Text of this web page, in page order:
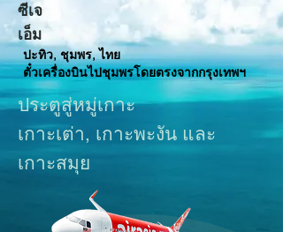
ซีเจ
เอ็ม
ปะทิว, ชุมพร, ไทย
ตั๋วเครื่องบินไปชุมพรโดยตรงจากกรุงเทพฯ
ประตูสู่หมู่เกาะ
เกาะเต่า, เกาะพะงัน และ
เกาะสมุย